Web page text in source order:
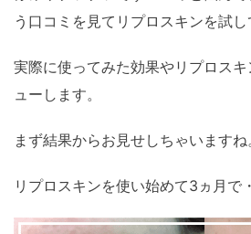
う口コミを見てリプロスキンを試し
実際に使ってみた効果やリプロス
ューします。
まず結果からお見せしちゃいますね
リプロスキンを使い始めて3ヵ月で